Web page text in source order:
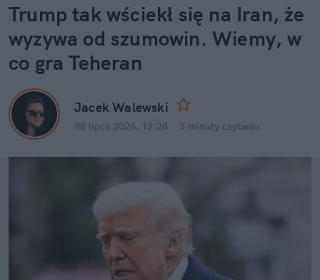
Trump tak wściekł się na Iran, że
wyzywa od szumowin. Wiemy, w
co gra Teheran
Jacek Walewski
08 lipca 2026, 12:28 3 minuty czytania